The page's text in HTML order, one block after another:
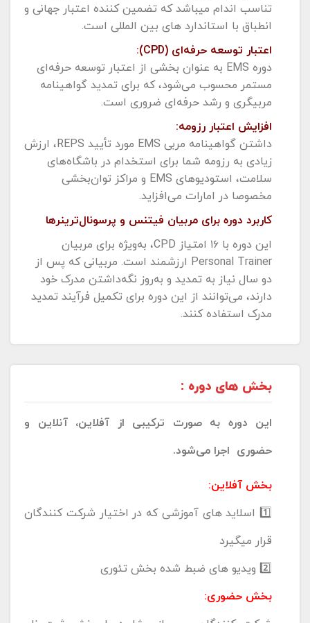
تناسب اندام میباشد که تضمین کننده اعتبار جهانی و
انطباق با استاندارد های بین المللی است.
اعتبار توسعه حرفه‌ای (CPD):
دوره EMS به عنوان بخشی از اعتبار توسعه حرفه‌ای
مستمر محسوب می‌شود، که برای تمدید گواهینامه
مربیگری و رشد حرفه‌ای ضروری است.
افزایش اعتبار رزومه:
داشتن گواهینامه مربی EMS مورد تأیید REPS، ارزش
زیادی به رزومه شما برای استخدام در باشگاه‌های
سلامت، استودیوهای EMS و مراکز توان‌بخشی
مخصوصا در امارات می‌افزاید.
کاربرد دوره برای مربیان فیتنس و پرسونال‌ترینرها
این دوره با ۱۶ امتیاز CPD، به‌ویژه برای مربیان
Personal Trainer ارزشمند است. مربیانی که پس از
دو سال نیاز به تمدید و به‌روز نگه‌داشتن مدرک خود
دارند، می‌توانند از این دوره برای تکمیل فرآیند تمدید
مدرک استفاده کنند.
بخش های دوره :
این دوره به صورت ترکیبی از آفلاین، آنلاین و
حضوری اجرا می‌شود.
بخش آفلاین:
1️⃣ اسلاید های آموزشی که در اختیار شرکت کنندگان
قرار میگیرد
2️⃣ ویدیو های ضبط شده بخش تئوری
بخش حضوری: